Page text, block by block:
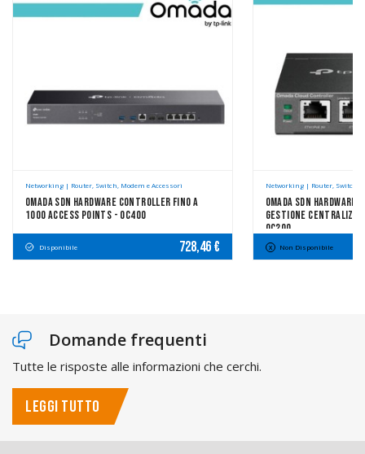
Networking | Router, Switch, Modem e Accessori
Omada SDN Hardware Controller Fino A
1000 Access Points - OC400
Disponibile 728,46 €
Networking | Router, Switch,
Omada SDN
Gestione
OC200
Non Disponibile
Domande frequenti
Tutte le risposte alle informazioni che cerchi.
LEGGI TUTTO